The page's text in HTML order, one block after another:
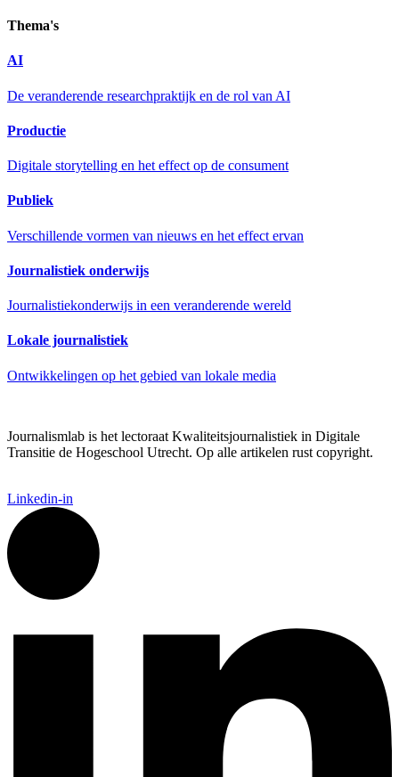
Thema's
AI
De veranderende researchpraktijk en de rol van AI
Productie
Digitale storytelling en het effect op de consument
Publiek
Verschillende vormen van nieuws en het effect ervan
Journalistiek onderwijs
Journalistiekonderwijs in een veranderende wereld
Lokale journalistiek
Ontwikkelingen op het gebied van lokale media
Journalismlab is het lectoraat Kwaliteitsjournalistiek in Digitale
Transitie de Hogeschool Utrecht. Op alle artikelen rust copyright.
Linkedin-in